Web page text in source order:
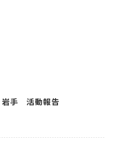
岩手 活動報告